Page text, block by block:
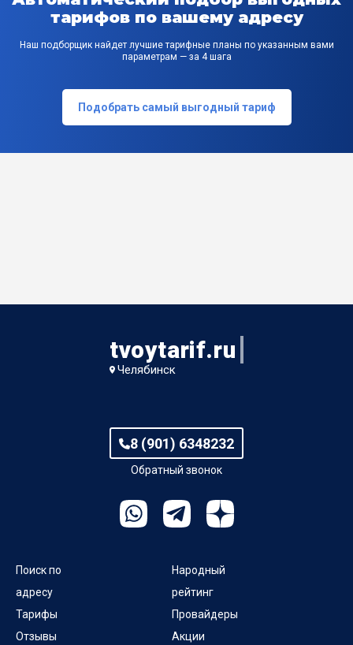
тарифов по вашему адресу
Наш подборщик найдет лучшие тарифные планы по указанным вами
параметрам — за 4 шага
Подобрать самый выгодный тариф
tvoytarif.ru
Челябинск
8 (901) 6348232
Обратный звонок
Поиск по
адресу
Тарифы
Отзывы
Народный
рейтинг
Провайдеры
Акции